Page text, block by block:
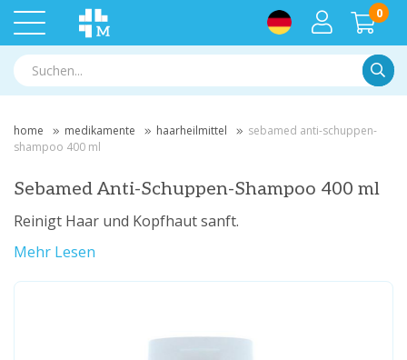
0
home medikamente haarheilmittel
sebamed anti-schuppen-
shampoo 400 ml
Sebamed Anti-Schuppen-Shampoo 400 ml
Reinigt Haar und Kopfhaut sanft.
Mehr Lesen